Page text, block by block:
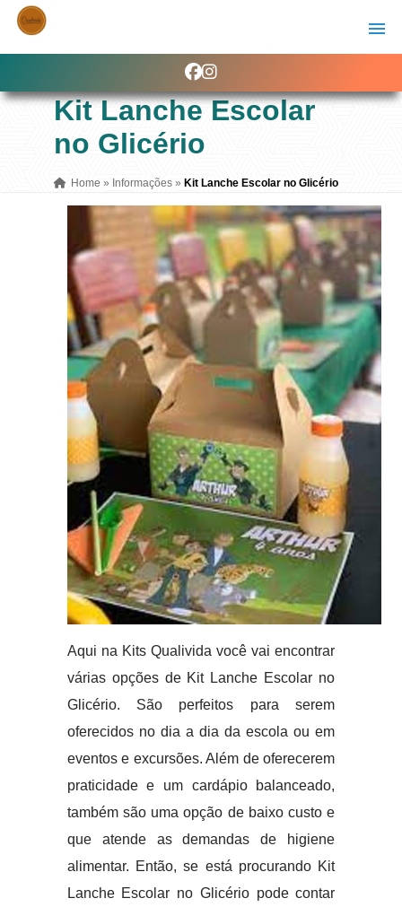
Kit Lanche Escolar
no Glicério
Home » Informações » Kit Lanche Escolar no Glicério
Aqui na Kits Qualivida você vai encontrar
várias opções de Kit Lanche Escolar no
Glicério. São perfeitos para serem
oferecidos no dia a dia da escola ou em
eventos e excursões. Além de oferecerem
praticidade e um cardápio balanceado,
também são uma opção de baixo custo e
que atende as demandas de higiene
alimentar. Então, se está procurando Kit
Lanche Escolar no Glicério pode contar